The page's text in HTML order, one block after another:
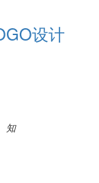
设计
知